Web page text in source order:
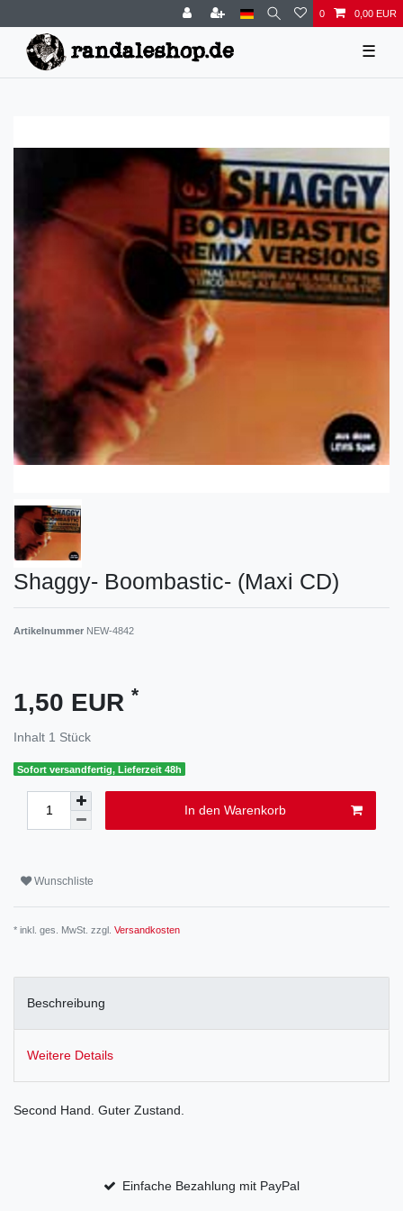
0 0,00 EUR
☰
Shaggy- Boombastic- (Maxi CD)
Artikelnummer NEW-4842
1,50 EUR *
Inhalt 1 Stück
Sofort versandfertig, Lieferzeit 48h
In den Warenkorb
Wunschliste
* inkl. ges. MwSt. zzgl. Versandkosten
Beschreibung
Weitere Details
Second Hand. Guter Zustand.
Einfache Bezahlung mit PayPal